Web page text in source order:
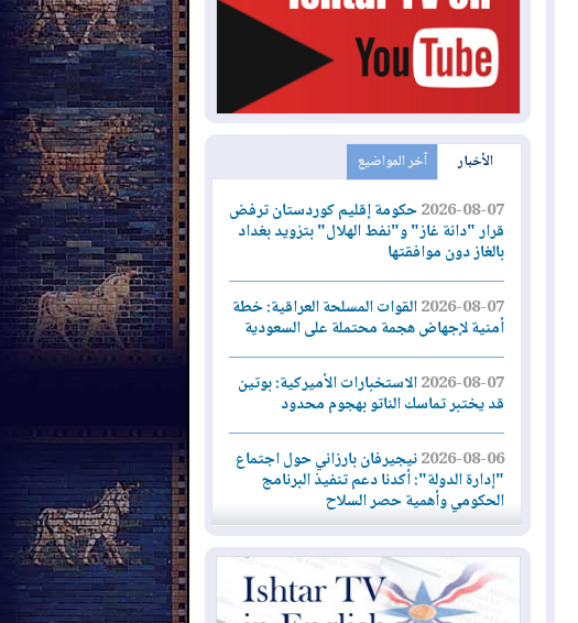
الأخبار آخر المواضيع
2026-08-07حكومة إقليم كوردستان ترفض
قرار "دانة غاز" و"نفط الهلال" بتزويد بغداد
بالغاز دون موافقتها
2026-08-07القوات المسلحة العراقية: خطة
أمنية لإجهاض هجمة محتملة على السعودية
2026-08-07الاستخبارات الأميركية: بوتين
قد يختبر تماسك الناتو بهجوم محدود
2026-08-06نيجيرفان بارزاني حول اجتماع
"إدارة الدولة": أكدنا دعم تنفيذ البرنامج
الحكومي وأهمية حصر السلاح
2026-08-06ائتلاف ادارة الدولة: من
يقومون بسلوك يهدد امن البلاد خارجون عن
القانون يجب محاربتهم